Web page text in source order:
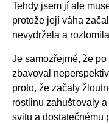
Tehdy jsem jí ale
protože její váha
nevydržela a
Je samozřejmé, že
zbavoval
proto, že začaly
rostlinu zahušťovaly
svitu a dostatečnému